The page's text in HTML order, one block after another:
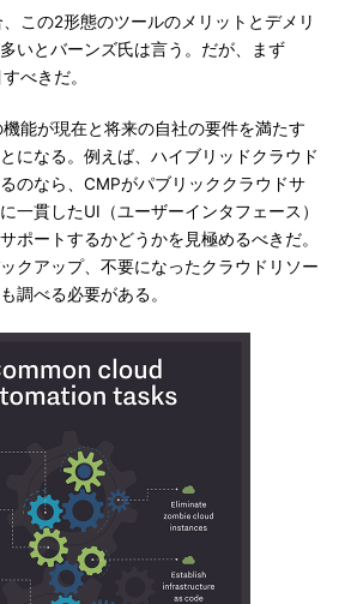
この2形態のツールのメリットとデメリ
いとバーンズ氏は言う。だが、まず
べきだ。
能が現在と将来の自社の要件を満たす
になる。例えば、ハイブリッドクラウド
のなら、CMPがパブリッククラウドサ
一貫したUI（ユーザーインタフェース）
ポートするかどうかを見極めるべきだ。
クアップ、不要になったクラウドリソー
調べる必要がある。